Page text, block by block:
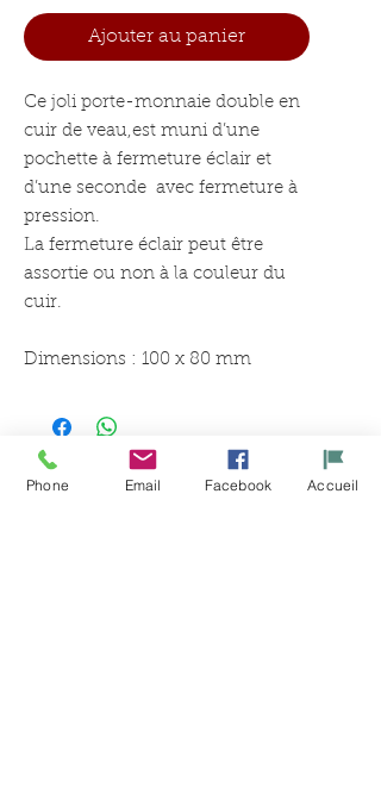
Ajouter au panier
Ce joli porte-monnaie double en
cuir de veau,est muni d’une
pochette à fermeture éclair et
d’une seconde avec fermeture à
pression.
La fermeture éclair peut être
assortie ou non à la couleur du
cuir.
Dimensions : 100 x 80 mm
Articles
Phone Email Facebook Accueil